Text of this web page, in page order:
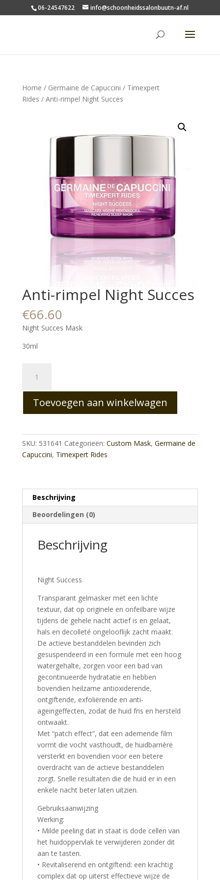
06-24547622 info@schoonheidssalonbuutn-af.nl
Home / Germaine de Capuccini / Timexpert
Rides / Anti-rimpel Night Succes
Anti-rimpel Night Succes
€66.60
Night Succes Mask
30ml
rimpel
Night
Succes
aantal
Toevoegen aan winkelwagen
SKU: 531641 Categorieën: Custom Mask, Germaine de
Capuccini, Timexpert Rides
Beschrijving
Beoordelingen (0)
Beschrijving
Night Success
Transparant gelmasker met een lichte
textuur, dat op originele en onfeilbare wijze
tijdens de gehele nacht actief is en gelaat,
hals en decolleté ongelooflijk zacht maakt.
De actieve bestanddelen bevinden zich
gesuspendeerd in een formule met een hoog
watergehalte, zorgen voor een bad van
gecontinueerde hydratatie en hebben
bovendien heilzame antioxiderende,
ontgiftende, exfoliërende en anti-
ageingeffecten, zodat de huid fris en hersteld
ontwaakt.
Met “patch effect”, dat een ademende film
vormt die vocht vasthoudt, de huidbarrière
versterkt en bovendien voor een betere
overdracht van de actieve bestanddelen
zorgt. Snelle resultaten die de huid er in een
enkele nacht beter laten uitzien.
Gebruiksaanwijzing
Werking:
• Milde peeling dat in staat is dode cellen van
het huidoppervlak te verwijderen zonder dit
aan te tasten.
• Revitaliserend en ontgiftend: een krachtig
complex dat op uiterst effectieve wijze de